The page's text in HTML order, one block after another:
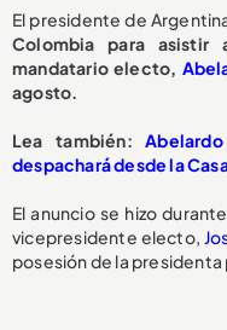
El presidente de
Colombia para asistir
mandatario electo,
agosto.
Lea también:
despachará desde la
El anuncio se hizo
vicepresidente electo,
posesión de la presidenta